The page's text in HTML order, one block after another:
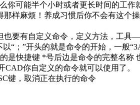
你可能半个小时或者更长时间的工
那样麻烦！养成习惯后你不会有这个
也要有自定义命令，定义方法，工具
以“；”开头的就是命令的开始，一般
是快捷键 *号后边是命令的完整名
CAD你自定义的命令就可以使用了。
键，取消正在执行的命令